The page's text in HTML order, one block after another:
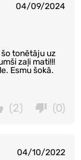
04/09/2024
šo tonētāju uz
zaļi mati!!!
Esmu šokā.
(0)
(2)
04/10/2022